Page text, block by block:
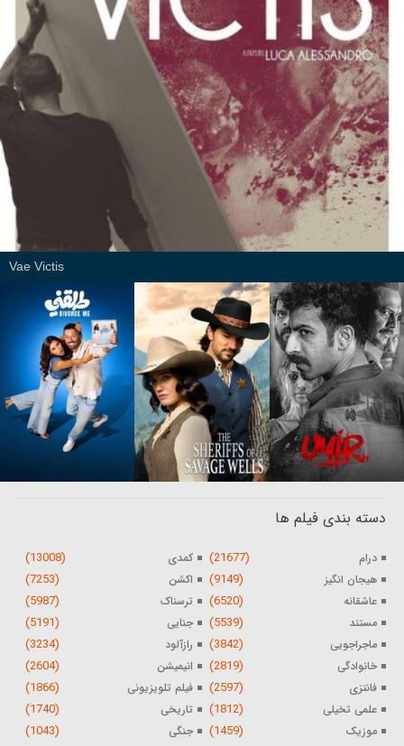
Vae Victis
دسته بندی فیلم ها
درام (21677) کمدی (13008)
هیجان انگیز (9149) اکشن (7253)
عاشقانه (6520) ترسناک (5987)
مستند (5539) جنایی (5191)
ماجراجویی (3842) رازآلود (3234)
خانوادگی (2819) انیمیشن (2604)
فانتزی (2597) فیلم تلویزیونی (1866)
علمی تخیلی (1812) تاریخی (1740)
موزیک (1459) جنگی (1043)